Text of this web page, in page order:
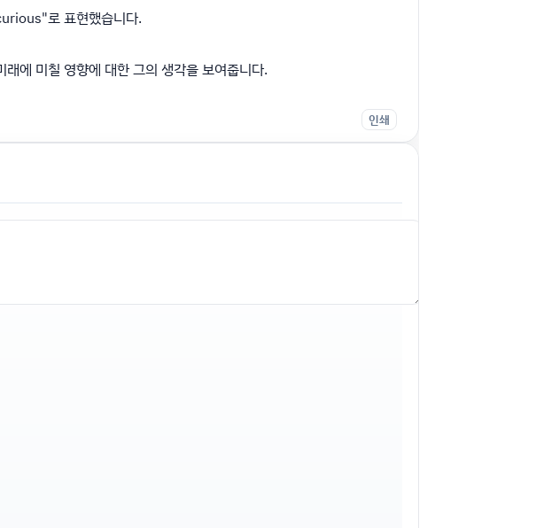
로 표현했습니다.
에 미칠 영향에 대한 그의 생각을 보여줍니다.
인쇄